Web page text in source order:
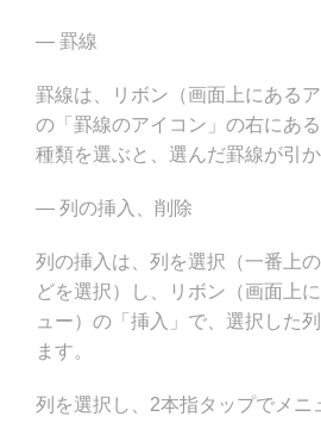
— 罫線
罫線は、リボン（画面上にある
の「罫線のアイコン」の右にあ
種類を選ぶと、選んだ罫線が引か
— 列の挿入、削除
列の挿入は、列を選択（一番上
どを選択）し、リボン（画面上
ュー）の「挿入」で、選択した
ます。
列を選択し、2本指タップでメニ